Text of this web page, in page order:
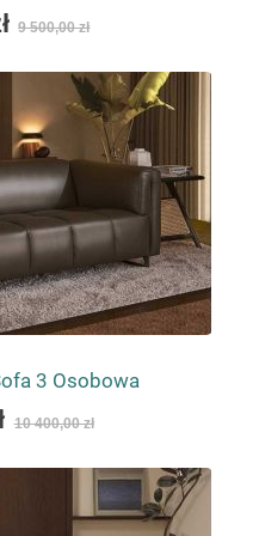
9 500,00 zł
3 Osobowa
10 400,00 zł